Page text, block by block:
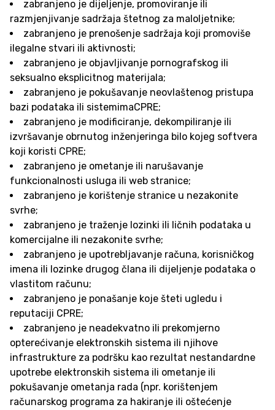
zabranjeno je dijeljenje, promoviranje ili
razmjenjivanje sadržaja štetnog za maloljetnike;
zabranjeno je prenošenje sadržaja koji promoviše
ilegalne stvari ili aktivnosti;
zabranjeno je objavljivanje pornografskog ili
seksualno eksplicitnog materijala;
zabranjeno je pokušavanje neovlaštenog pristupa
bazi podataka ili sistemimaCPRE;
zabranjeno je modificiranje, dekompiliranje ili
izvršavanje obrnutog inženjeringa bilo kojeg softvera
koji koristi CPRE;
zabranjeno je ometanje ili narušavanje
funkcionalnosti usluga ili web stranice;
zabranjeno je korištenje stranice u nezakonite
svrhe;
zabranjeno je traženje lozinki ili ličnih podataka u
komercijalne ili nezakonite svrhe;
zabranjeno je upotrebljavanje računa, korisničkog
imena ili lozinke drugog člana ili dijeljenje podataka o
vlastitom računu;
zabranjeno je ponašanje koje šteti ugledu i
reputaciji CPRE;
zabranjeno je neadekvatno ili prekomjerno
opterećivanje elektronskih sistema ili njihove
infrastrukture za podršku kao rezultat nestandardne
upotrebe elektronskih sistema ili ometanje ili
pokušavanje ometanja rada (npr. korištenjem
računarskog programa za hakiranje ili oštećenje